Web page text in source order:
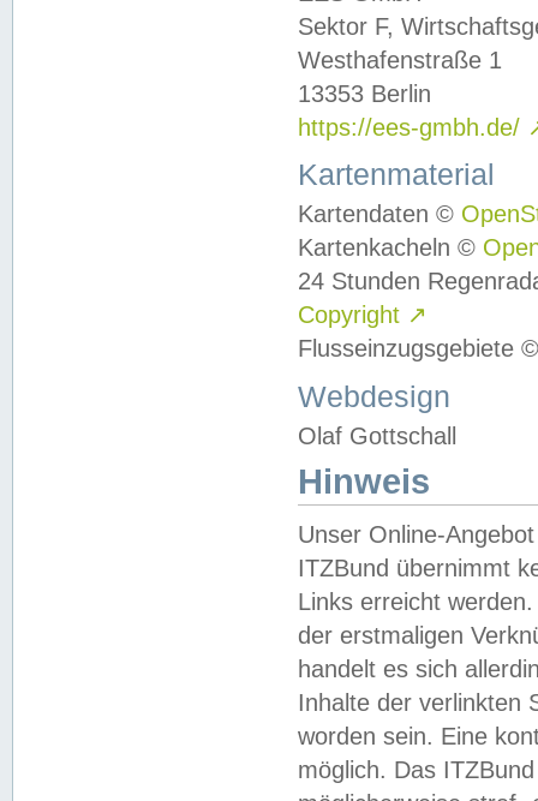
Sektor F,
Westhafenstraße 1
13353 Berlin
https://ees-gmbh.de/
Kartenmaterial
Kartendaten ©
Kartenkacheln ©
24 Stunden
Copyright ↗
Flusseinzugsgebiete
Webdesign
Olaf Gottschall
Hinweis
Unser Online-
ITZBund übernimmt
Links erreicht
der erstmaligen
handelt es sich
Inhalte der verlinkten
worden sein. Eine
möglich. Das